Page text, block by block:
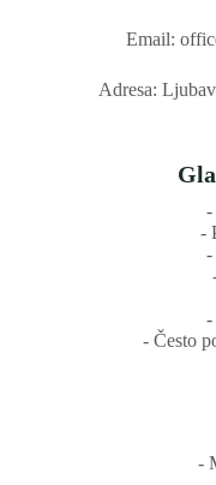
Email:
Adresa:
‐
‐ Često
‐